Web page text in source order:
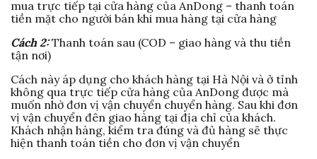
mua trực tiếp tại cửa hàng của AnDong – thanh toán
tiền mặt cho người bán khi mua hàng tại cửa hàng
Cách 2:Thanh toán sau (COD – giao hàng và thu tiền
tận nơi)
Cách này áp dụng cho khách hàng tại Hà Nội và ở tỉnh
không qua trực tiếp cửa hàng của AnDong được mà
muốn nhờ đơn vị vận chuyển chuyển hàng. Sau khi đơn
vị vận chuyển đên giao hàng tại địa chỉ của khách.
Khách nhận hàng, kiểm tra đúng và đủ hàng sẽ thực
hiện thanh toán tiền cho đơn vị vận chuyển